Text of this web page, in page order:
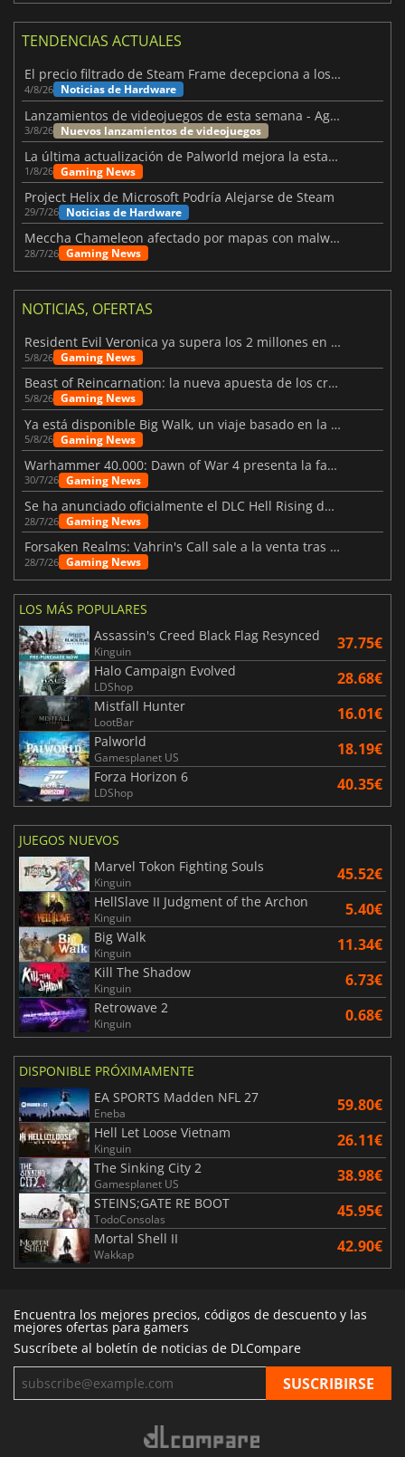
TENDENCIAS ACTUALES
El precio filtrado de Steam Frame decepciona a los usuarios
4/8/26 Noticias de Hardware
Lanzamientos de videojuegos de esta semana - Agosto de 2026 (semana 32)
3/8/26 Nuevos lanzamientos de videojuegos
La última actualización de Palworld mejora la estabilidad
1/8/26 Gaming News
Project Helix de Microsoft Podría Alejarse de Steam
29/7/26 Noticias de Hardware
Meccha Chameleon afectado por mapas con malware y Discord
28/7/26 Gaming News
NOTICIAS, OFERTAS
Resident Evil Veronica ya supera los 2 millones en listas de deseados
5/8/26 Gaming News
Beast of Reincarnation: la nueva apuesta de los creadores de Pokémon
5/8/26 Gaming News
Ya está disponible Big Walk, un viaje basado en la amistad
5/8/26 Gaming News
Warhammer 40.000: Dawn of War 4 presenta la facción de los Necrones
30/7/26 Gaming News
Se ha anunciado oficialmente el DLC Hell Rising de Nioh 3
28/7/26 Gaming News
Forsaken Realms: Vahrin's Call sale a la venta tras una década
28/7/26 Gaming News
LOS MÁS POPULARES
Assassin's Creed Black Flag Resynced
Kinguin 37.75€
Halo Campaign Evolved
LDShop 28.68€
Mistfall Hunter
LootBar 16.01€
Palworld
Gamesplanet US 18.19€
Forza Horizon 6
LDShop 40.35€
JUEGOS NUEVOS
Marvel Tokon Fighting Souls
Kinguin 45.52€
HellSlave II Judgment of the Archon
Kinguin 5.40€
Big Walk
Kinguin 11.34€
Kill The Shadow
Kinguin 6.73€
Retrowave 2
Kinguin 0.68€
DISPONIBLE PRÓXIMAMENTE
EA SPORTS Madden NFL 27
Eneba 59.80€
Hell Let Loose Vietnam
Kinguin 26.11€
The Sinking City 2
Gamesplanet US 38.98€
STEINS;GATE RE BOOT
TodoConsolas 45.95€
Mortal Shell II
Wakkap 42.90€
Encuentra los mejores precios, códigos de descuento y las
mejores ofertas para gamers
Suscríbete al boletín de noticias de DLCompare